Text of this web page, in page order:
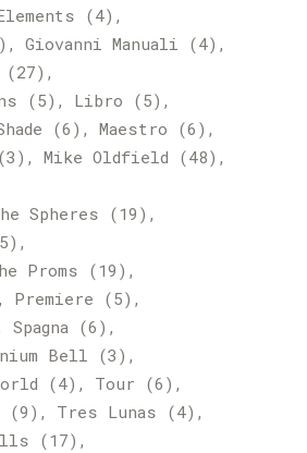
(4)
Giovanni Manuali (4)
(27)
(5) Libro (5)
(6) Maestro (6)
Mike Oldfield (48)
Spheres (19)
Proms (19)
Premiere (5)
Spagna (6)
Bell (3)
(4) Tour (6)
(9) Tres Lunas (4)
(17)